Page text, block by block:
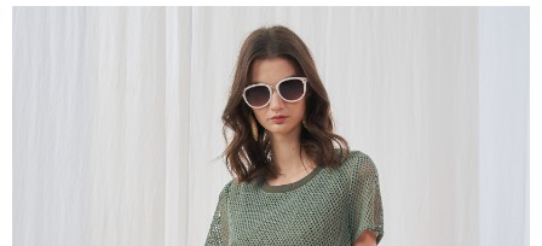
成交易。
3.實際核准額度、可分期數及費用金額請依後續交易確認頁面所載為準。
4.訂單成立30分鐘內，如未前往確認交易或遇審核未通過，訂單將自動取
消。如遇「轉專審核」未通過狀況，表示未達大哥付你分期系統評分，恕無
1.分期款項不併入電信帳單，「大哥付你分期」於每月結算日後寄送繳費提
2.透過簡訊連結打開帳單後，可選擇「超商條碼／台灣大直營門市／銀行轉
帳／街口支付／iPASS MONEY」等通路繳費。
１．簡單：不需註冊會員、不需綁卡、不需儲值。
２．便利：只要手機號碼，簡訊認證，即可結帳。
３．安心：先確認商品／服務後，再付款。
【「AFTEE先享後付」結帳流程】
１．於結帳方式選擇「AFTEE先享後付」後，將跳轉至「AFTEE先享後付」
結帳頁面，進行簡訊認證並確認金額後，即可完成結帳。
２．訂單成立數日內，您將收到繳費通知簡訊。
３．收到繳費通知簡訊後14天內，點擊此簡訊中的連結，可透過四大超商／
每筆NT$120，滿NT$2,000(含以上)免運費
每筆NT$120，滿NT$2,000(含以上)免運費